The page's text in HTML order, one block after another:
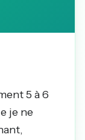
5 à 6
je ne